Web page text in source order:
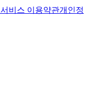
서비스 이용약관개인정